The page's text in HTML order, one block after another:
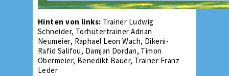
Hinten von links: Trainer Ludwig
Schneider, Torhütertrainer Adrian
Neumeier, Raphael Leon Wach, Dikeni-
Rafid Salifou, Damjan Dordan, Timon
Obermeier, Benedikt Bauer, Trainer Franz
Leder